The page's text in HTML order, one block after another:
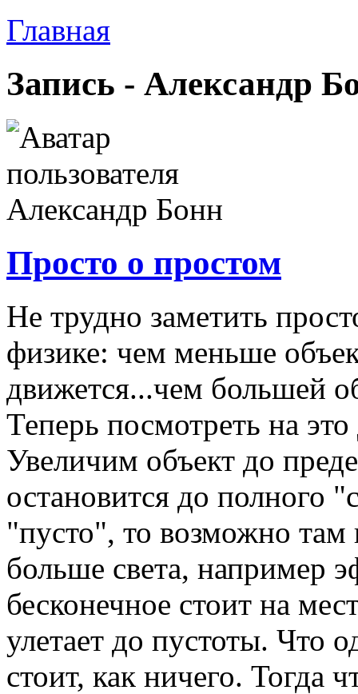
Главная
Запись - Александр
Просто о простом
Не трудно заметить
физике: чем меньше
движется...чем большей
Теперь посмотреть на
Увеличим объект до
остановится до полного
"пусто", то возможно там
больше света, например
бесконечное стоит на
улетает до пустоты. Что
стоит, как ничего. Тогда